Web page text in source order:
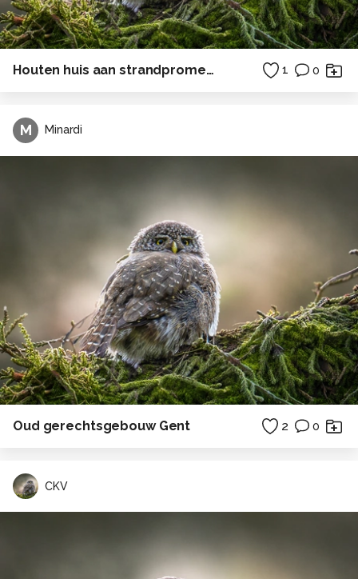
Houten huis aan strandpromenade 1 0
M Minardi
Oud gerechtsgebouw Gent 2 0
CKV